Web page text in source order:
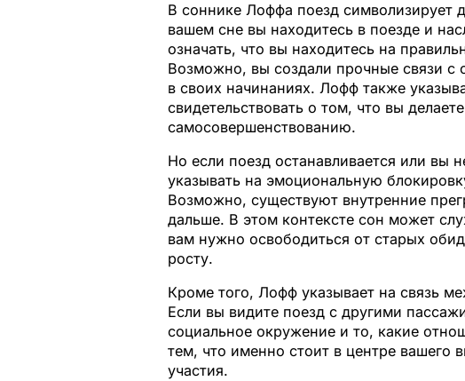
В соннике Лоффа поезд символизирует
вашем сне вы находитесь в поезде и
означать, что вы находитесь на
Возможно, вы создали прочные связи
в своих начинаниях. Лофф также
свидетельствовать о том, что вы
самосовершенствованию.
Но если поезд останавливается или вы
указывать на эмоциональную
Возможно, существуют внутренние
дальше. В этом контексте сон может
вам нужно освободиться от старых
росту.
Кроме того, Лофф указывает на связь
Если вы видите поезд с другими
социальное окружение и то, какие
тем, что именно стоит в центре вашего
участия.